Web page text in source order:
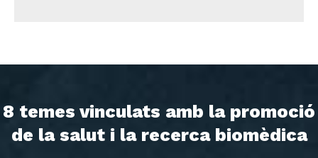
8 temes vinculats amb la promoció
de la salut i la recerca biomèdica